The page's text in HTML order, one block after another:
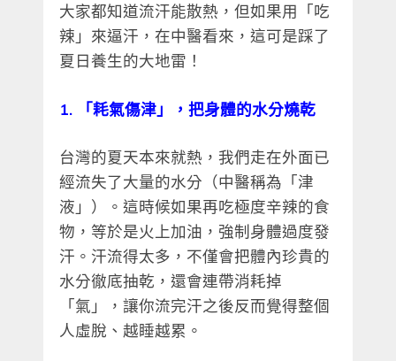
大家都知道流汗能散熱，但如果用「吃
辣」來逼汗，在中醫看來，這可是踩了
夏日養生的大地雷！
1. 「耗氣傷津」，把身體的水分燒乾
台灣的夏天本來就熱，我們走在外面已
經流失了大量的水分（中醫稱為「津
液」）。這時候如果再吃極度辛辣的食
物，等於是火上加油，強制身體過度發
汗。汗流得太多，不僅會把體內珍貴的
水分徹底抽乾，還會連帶消耗掉
「氣」，讓你流完汗之後反而覺得整個
人虛脫、越睡越累。